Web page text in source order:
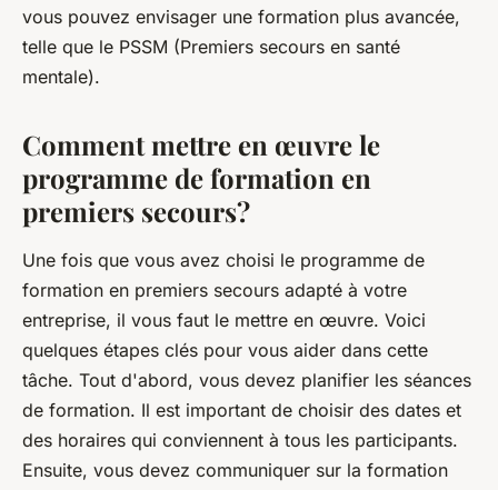
vous pouvez envisager une formation plus avancée,
telle que le PSSM (Premiers secours en santé
mentale).
Comment mettre en œuvre le
programme de formation en
premiers secours?
Une fois que vous avez choisi le programme de
formation en premiers secours adapté à votre
entreprise, il vous faut le mettre en œuvre. Voici
quelques étapes clés pour vous aider dans cette
tâche. Tout d'abord, vous devez planifier les séances
de formation. Il est important de choisir des dates et
des horaires qui conviennent à tous les participants.
Ensuite, vous devez communiquer sur la formation